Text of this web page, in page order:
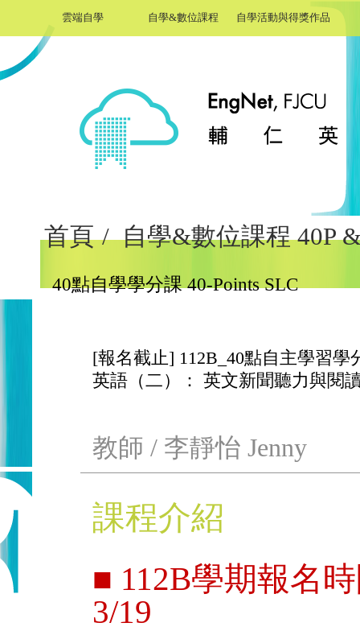
雲端自學 自學&數位課程 自學活動與得獎作品
首頁 / 自學&數位課程 40P
40點自學學分課 40-Points SLC
[報名截止] 112B_40點自主學習學
英語（二）： 英文新聞聽力與閱
教師 / 李靜怡 Jenny
課程介紹
■ 112B學期報名
3/19